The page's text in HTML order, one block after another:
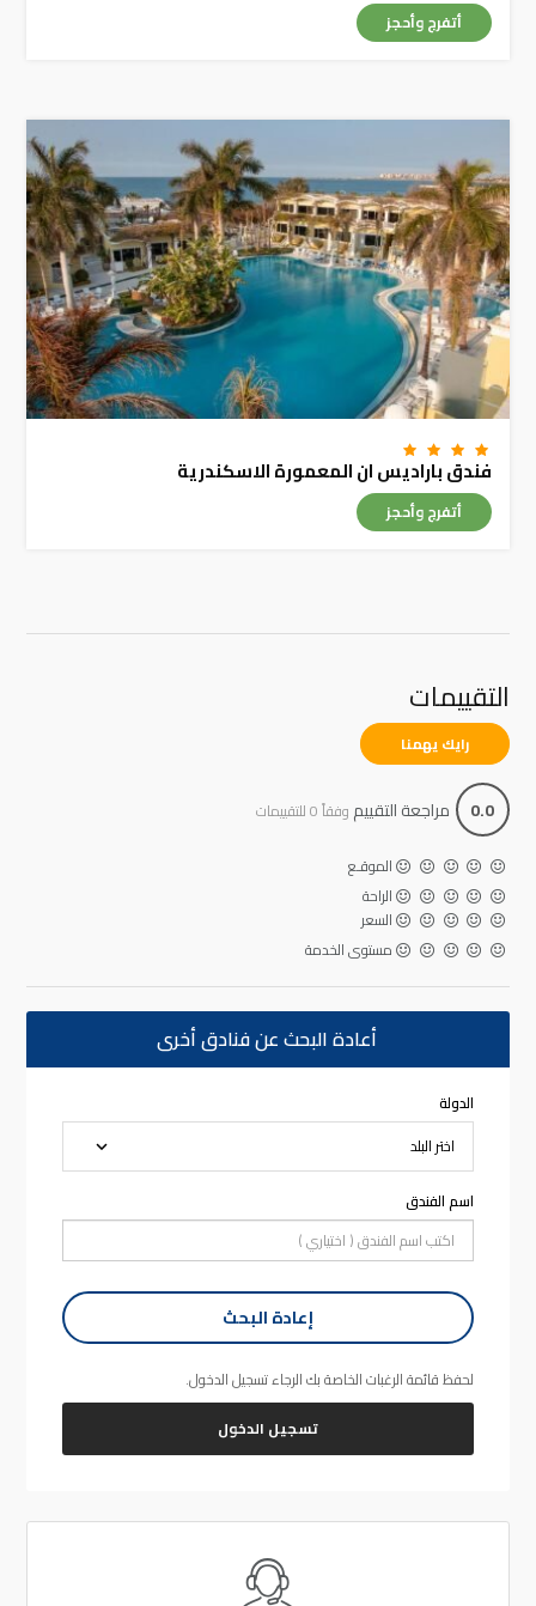
أتفرج وأحجز
فندق باراديس ان المعمورة الاسكندرية
أتفرج وأحجز
التقييمات
رايك يهمنا
0.0 مراجعة التقييم وفقاً 0 للتقييمات
الموقـع
الراحة
السعر
مستوى الخدمة
أعادة البحث عن فنادق أخرى
الدولة
اسم الفندق
إعادة البحث
لحفظ قائمة الرغبات الخاصة بك الرجاء تسجيل الدخول.
تسجيل الدخول